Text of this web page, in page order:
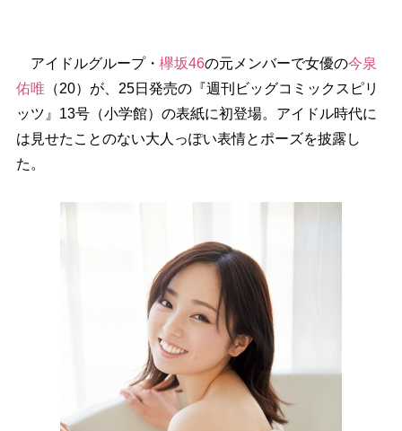
アイドルグループ・ 欅坂46の元メンバーで女優の今泉
佑唯（20）が、25日発売の『週刊ビッグコミックスピリ
ッツ』13号（小学館）の表紙に初登場。アイドル時代に
は見せたことのない大人っぽい表情とポーズを披露し
た。